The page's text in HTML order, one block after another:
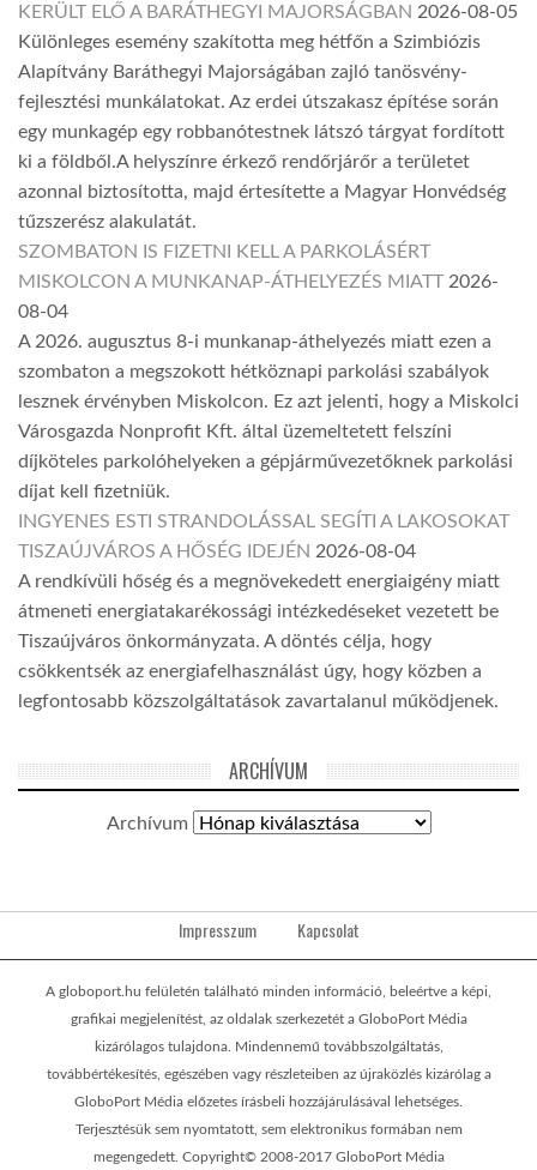
KERÜLT ELŐ A BARÁTHEGYI MAJORSÁGBAN 2026-08-05
Különleges esemény szakította meg hétfőn a Szimbiózis
Alapítvány Baráthegyi Majorságában zajló tanösvény-
fejlesztési munkálatokat. Az erdei útszakasz építése során
egy munkagép egy robbanótestnek látszó tárgyat fordított
ki a földből.A helyszínre érkező rendőrjárőr a területet
azonnal biztosította, majd értesítette a Magyar Honvédség
tűzszerész alakulatát.
SZOMBATON IS FIZETNI KELL A PARKOLÁSÉRT
MISKOLCON A MUNKANAP-ÁTHELYEZÉS MIATT 2026-
08-04
A 2026. augusztus 8-i munkanap-áthelyezés miatt ezen a
szombaton a megszokott hétköznapi parkolási szabályok
lesznek érvényben Miskolcon. Ez azt jelenti, hogy a Miskolci
Városgazda Nonprofit Kft. által üzemeltetett felszíni
díjköteles parkolóhelyeken a gépjárművezetőknek parkolási
díjat kell fizetniük.
INGYENES ESTI STRANDOLÁSSAL SEGÍTI A LAKOSOKAT
TISZAÚJVÁROS A HŐSÉG IDEJÉN 2026-08-04
A rendkívüli hőség és a megnövekedett energiaigény miatt
átmeneti energiatakarékossági intézkedéseket vezetett be
Tiszaújváros önkormányzata. A döntés célja, hogy
csökkentsék az energiafelhasználást úgy, hogy közben a
legfontosabb közszolgáltatások zavartalanul működjenek.
ARCHÍVUM
Archívum
Impresszum Kapcsolat
A globoport.hu felületén található minden információ, beleértve a képi,
grafikai megjelenítést, az oldalak szerkezetét a GloboPort Média
kizárólagos tulajdona. Mindennemű továbbszolgáltatás,
továbbértékesítés, egészében vagy részleteiben az újraközlés kizárólag a
GloboPort Média előzetes írásbeli hozzájárulásával lehetséges.
Terjesztésük sem nyomtatott, sem elektronikus formában nem
megengedett. Copyright© 2008-2017 GloboPort Média